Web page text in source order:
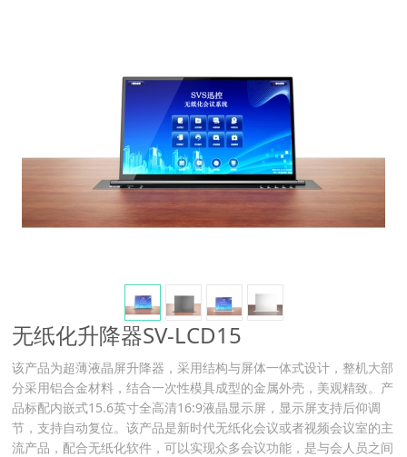
无纸化升降器SV-LCD15
该产品为超薄液晶屏升降器，采用结构与屏体一体式设计，整机大部
分采用铝合金材料，结合一次性模具成型的金属外壳，美观精致。产
品标配内嵌式15.6英寸全高清16:9液晶显示屏，显示屏支持后仰调
节，支持自动复位。该产品是新时代无纸化会议或者视频会议室的主
流产品，配合无纸化软件，可以实现众多会议功能，是与会人员之间